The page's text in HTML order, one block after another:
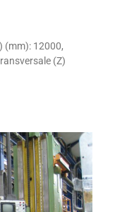
(mm): 12000,
(Z)